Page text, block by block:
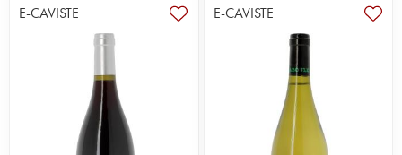
E-CAVISTE E-CAVISTE